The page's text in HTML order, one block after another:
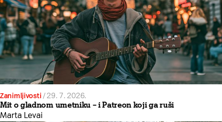
Zanimljivosti /29. 7. 2026.
Mit o gladnom umetniku – i Patreon koji ga ruši
Marta Levai